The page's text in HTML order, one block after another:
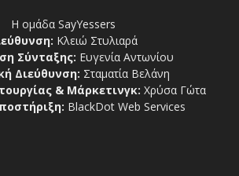
Η ομάδα SayYessers
Κλειώ Στυλιαρά
Σύνταξης: Ευγενία Αντωνίου
Διεύθυνση: Σταματία Βελάνη
& Μάρκετινγκ: Χρύσα Γώτα
BlackDot Web Services